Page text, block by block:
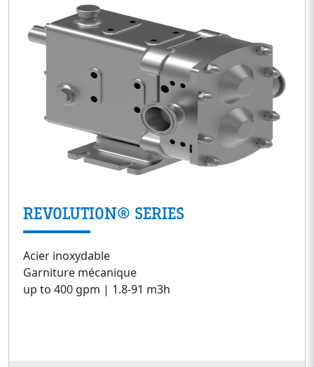
REVOLUTION® SERIES
Acier inoxydable
Garniture mécanique
up to 400 gpm | 1.8-91 m3h